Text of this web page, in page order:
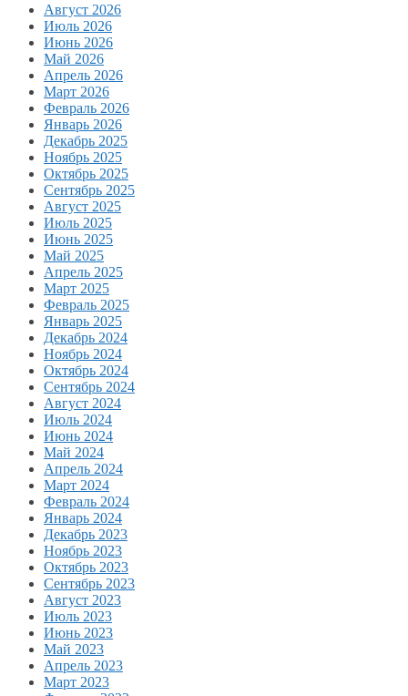
Август 2026
Июль 2026
Июнь 2026
Май 2026
Апрель 2026
Март 2026
Февраль 2026
Январь 2026
Декабрь 2025
Ноябрь 2025
Октябрь 2025
Сентябрь 2025
Август 2025
Июль 2025
Июнь 2025
Май 2025
Апрель 2025
Март 2025
Февраль 2025
Январь 2025
Декабрь 2024
Ноябрь 2024
Октябрь 2024
Сентябрь 2024
Август 2024
Июль 2024
Июнь 2024
Май 2024
Апрель 2024
Март 2024
Февраль 2024
Январь 2024
Декабрь 2023
Ноябрь 2023
Октябрь 2023
Сентябрь 2023
Август 2023
Июль 2023
Июнь 2023
Май 2023
Апрель 2023
Март 2023